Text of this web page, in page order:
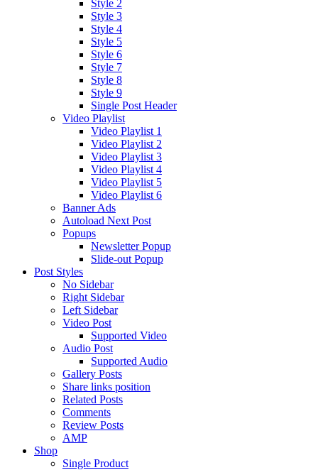
Style 2
Style 3
Style 4
Style 5
Style 6
Style 7
Style 8
Style 9
Single Post Header
Video Playlist
Video Playlist 1
Video Playlist 2
Video Playlist 3
Video Playlist 4
Video Playlist 5
Video Playlist 6
Banner Ads
Autoload Next Post
Popups
Newsletter Popup
Slide-out Popup
Post Styles
No Sidebar
Right Sidebar
Left Sidebar
Video Post
Supported Video
Audio Post
Supported Audio
Gallery Posts
Share links position
Related Posts
Comments
Review Posts
AMP
Shop
Single Product